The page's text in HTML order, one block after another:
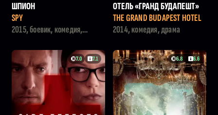
ШПИОН
SPY
2015, боевик, комедия,
ОТЕЛЬ «ГРАНД БУДАПЕШТ»
THE GRAND BUDAPEST HOTEL
2014, комедия, драма
7.0 7.1 6.8 6.6